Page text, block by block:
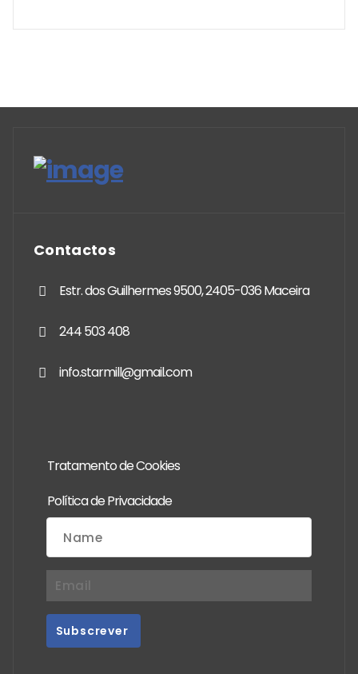
Contactos
Estr. dos Guilhermes 9500, 2405-036 Maceira
244 503 408
info.starmill@gmail.com
Tratamento de Cookies
Política de Privacidade